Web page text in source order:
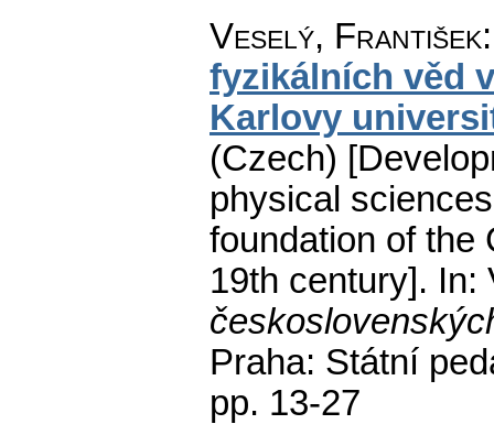
Veselý, František
fyzikálních věd
Karlovy
(Czech)
physical
foundation of the
19th century]. In:
Praha: Státní
pp. 13-27